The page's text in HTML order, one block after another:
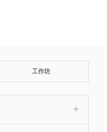
工作坊